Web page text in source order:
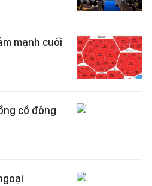
mạnh cuối
cổ đông